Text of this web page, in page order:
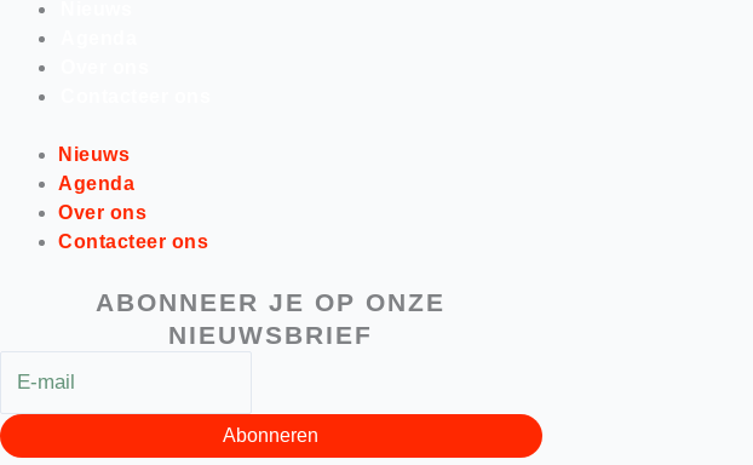
Nieuws
Agenda
Over ons
Contacteer ons
ABONNEER JE OP ONZE
NIEUWSBRIEF
Abonneren